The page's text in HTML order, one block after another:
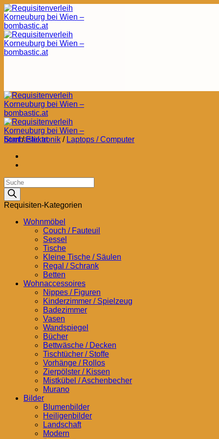
Zum
Inhalt
springen
Start / Elektronik / Laptops / Computer
Products
search
Requisiten-Kategorien
Wohnmöbel
Couch / Fauteuil
Sessel
Tische
Kleine Tische / Säulen
Regal / Schrank
Betten
Wohnaccessoires
Nippes / Figuren
Kinderzimmer / Spielzeug
Badezimmer
Vasen
Wandspiegel
Bücher
Bettwäsche / Decken
Tischtücher / Stoffe
Vorhänge / Rollos
Zierpölster / Kissen
Mistkübel / Aschenbecher
Murano
Bilder
Blumenbilder
Heiligenbilder
Landschaft
Modern